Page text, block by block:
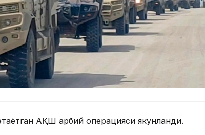
АҚШ ҳарбий операцияси якунланди.